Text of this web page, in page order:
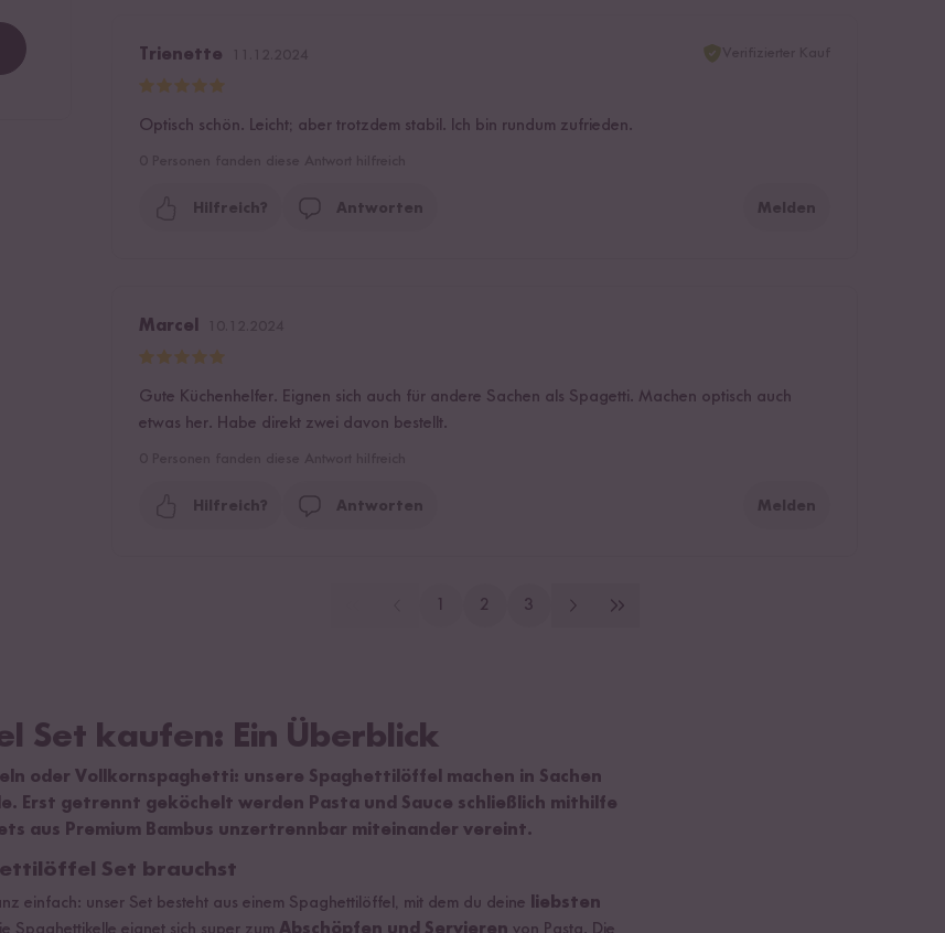
Trienette
Optisch schön. Leicht; aber trotzdem stabil. Ich bin rundum zufrieden.
Hilfreich? Antworten Melden
Marcel
Gute Küchenhelfer. Eignen sich auch für andere Sachen als Spagetti. Machen optisch auch
etwas her. Habe direkt zwei davon bestellt.
Hilfreich? Antworten Melden
2 3
Set kaufen: Ein Überblick
oder Vollkornspaghetti: unsere Spaghettilöffel machen in Sachen
Erst getrennt geköchelt werden Pasta und Sauce schließlich mithilfe
aus Premium Bambus unzertrennbar miteinander vereint.
Set brauchst
einfach: unser Set besteht aus einem Spaghettilöffel, mit dem du deine
liebsten